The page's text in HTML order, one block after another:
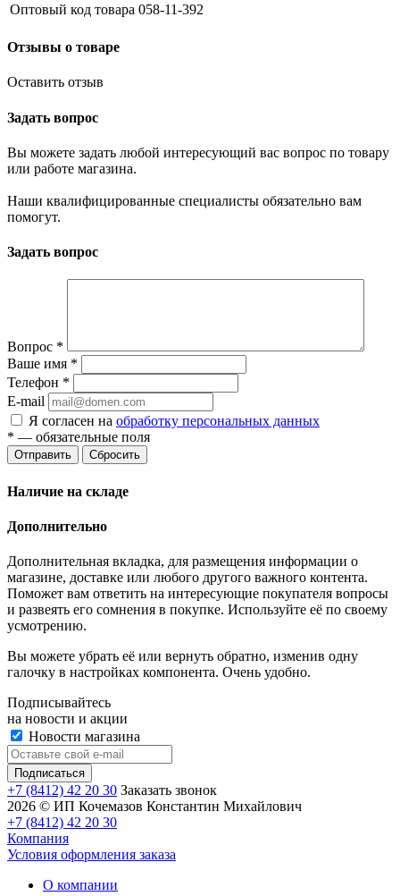
Оптовый код товара 058-11-392
Отзывы о товаре
Оставить отзыв
Задать вопрос
Вы можете задать любой интересующий вас вопрос по товару
или работе магазина.
Наши квалифицированные специалисты обязательно вам
помогут.
Задать вопрос
Вопрос *
Ваше имя *
Телефон *
E-mail
Я согласен на обработку персональных данных
* — обязательные поля
Отправить Сбросить
Наличие на складе
Дополнительно
Дополнительная вкладка, для размещения информации о
магазине, доставке или любого другого важного контента.
Поможет вам ответить на интересующие покупателя вопросы
и развеять его сомнения в покупке. Используйте её по своему
усмотрению.
Вы можете убрать её или вернуть обратно, изменив одну
галочку в настройках компонента. Очень удобно.
Подписывайтесь
на новости и акции
Новости магазина
+7 (8412) 42 20 30 Заказать звонок
2026 © ИП Кочемазов Константин Михайлович
+7 (8412) 42 20 30
Компания
Условия оформления заказа
О компании